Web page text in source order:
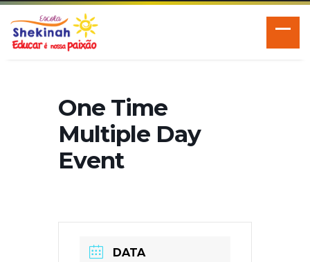
One Time
Multiple Day
Event
DATA